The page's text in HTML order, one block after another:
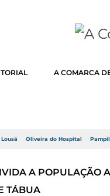
A COMARCA
Lousã Oliveira do Hospital
A POPULAÇÃO
TÁBUA